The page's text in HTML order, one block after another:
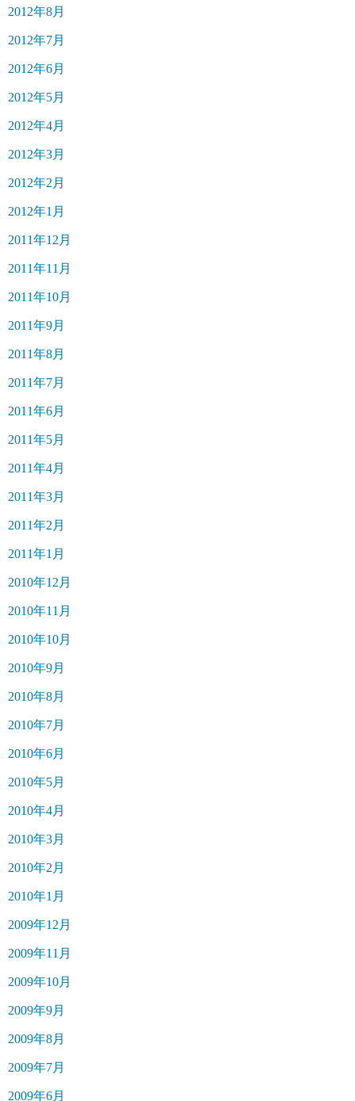
2012年8月
2012年7月
2012年6月
2012年5月
2012年4月
2012年3月
2012年2月
2012年1月
2011年12月
2011年11月
2011年10月
2011年9月
2011年8月
2011年7月
2011年6月
2011年5月
2011年4月
2011年3月
2011年2月
2011年1月
2010年12月
2010年11月
2010年10月
2010年9月
2010年8月
2010年7月
2010年6月
2010年5月
2010年4月
2010年3月
2010年2月
2010年1月
2009年12月
2009年11月
2009年10月
2009年9月
2009年8月
2009年7月
2009年6月